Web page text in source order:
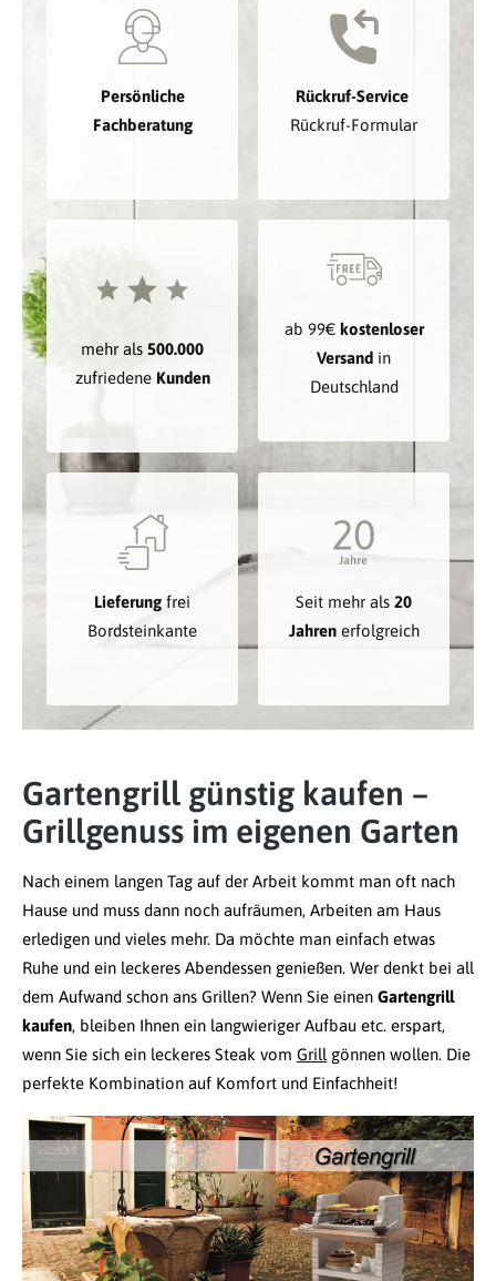
Persönliche
Fachberatung
Rückruf-Service
Rückruf-Formular
mehr als 500.000
zufriedene Kunden
ab 99€ kostenloser
Versand in
Deutschland
Lieferung frei
Bordsteinkante
Seit mehr als 20
Jahrenerfolgreich
Gartengrill günstig kaufen –
Grillgenuss im eigenen Garten
Nach einem langen Tag auf der Arbeit kommt man oft nach
Hause und muss dann noch aufräumen, Arbeiten am Haus
erledigen und vieles mehr. Da möchte man einfach etwas
Ruhe und ein leckeres Abendessen genießen. Wer denkt bei all
dem Aufwand schon ans Grillen? Wenn Sie einen Gartengrill
kaufen, bleiben Ihnen ein langwieriger Aufbau etc. erspart,
wenn Sie sich ein leckeres Steak vom Grill gönnen wollen. Die
perfekte Kombination auf Komfort und Einfachheit!